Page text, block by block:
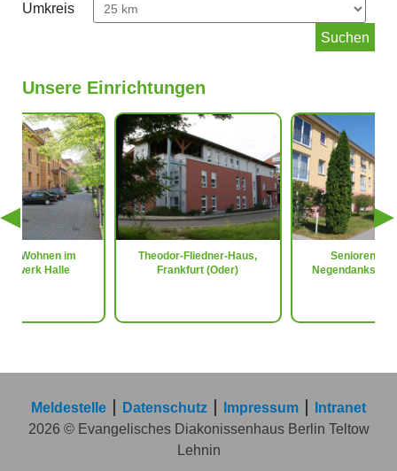
Umkreis
Suchen
Unsere Einrichtungen
Wohnen im
Halle
Theodor-Fliedner-Haus,
Frankfurt (Oder)
Meldestelle Datenschutz Impressum
Intranet
2026 © Evangelisches Diakonissenhaus Berlin Teltow
Lehnin